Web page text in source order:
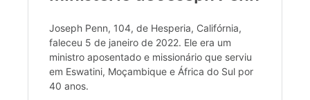
Joseph Penn, 104, de Hesperia, Califórnia,
faleceu 5 de janeiro de 2022. Ele era um
ministro aposentado e missionário que serviu
em Eswatini, Moçambique e África do Sul por
40 anos.